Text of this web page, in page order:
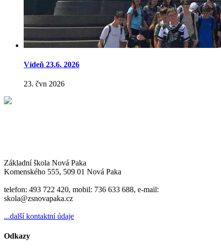
Vídeň 23.6. 2026
23. čvn 2026
Základní škola Nová Paka
Komenského 555, 509 01 Nová Paka
telefon: 493 722 420, mobil: 736 633 688, e-mail:
skola@zsnovapaka.cz
...další kontaktní údaje
Odkazy